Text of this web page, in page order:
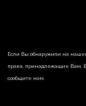
Если Вы обнаружили на
права, принадлежащие Вам,
сообщите нам.